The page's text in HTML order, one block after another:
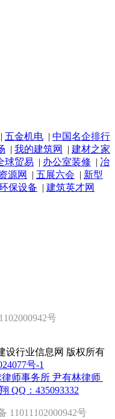
| 五金机电 | 中国名企排行
| 我的建筑网 | 建材之家
球贸易 | 办公室装修 | 冶
源网 | 五展六会 | 新型
保设备 | 建筑英才网
号
设行业信息网 版权所有
号-1
师事务所 尹有林律师
QQ：435093332
11011102000942号